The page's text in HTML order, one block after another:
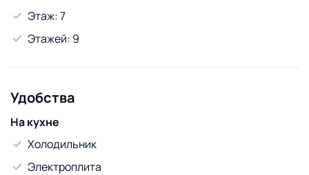
Этаж: 7
Этажей: 9
Удобства
На кухне
Холодильник
Электроплита